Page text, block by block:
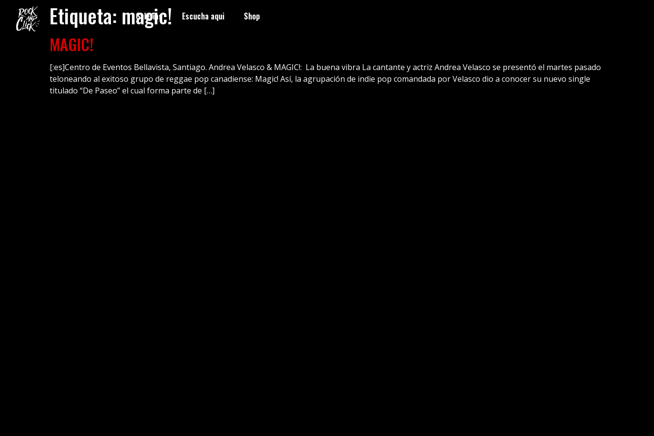
Galerías Escucha aqui Shop
Etiqueta: magic!
MAGIC!
[:es]Centro de Eventos Bellavista, Santiago. Andrea Velasco & MAGIC!: La buena vibra La cantante y actriz Andrea Velasco se presentó el martes pasado
teloneando al exitoso grupo de reggae pop canadiense: Magic! Así, la agrupación de indie pop comandada por Velasco dio a conocer su nuevo single
titulado “De Paseo” el cual forma parte de […]